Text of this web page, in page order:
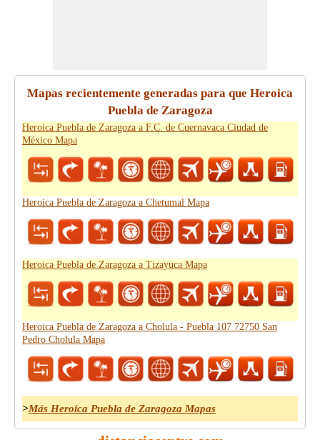
Mapas recientemente generadas para que Heroica
Puebla de Zaragoza
Heroica Puebla de Zaragoza a F.C. de Cuernavaca Ciudad de
México Mapa
Heroica Puebla de Zaragoza a Chetumal Mapa
Heroica Puebla de Zaragoza a Tizayuca Mapa
Heroica Puebla de Zaragoza a Cholula - Puebla 107 72750 San
Pedro Cholula Mapa
>Más Heroica Puebla de Zaragoza Mapas